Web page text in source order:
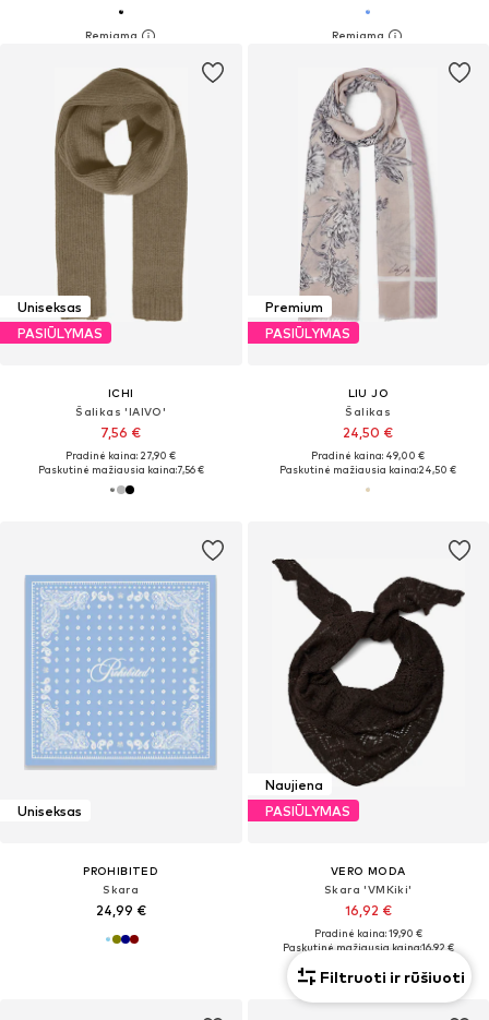
Uniseksas
PASIŪLYMAS
ICHI
Šalikas 'IAIVO'
7,56 €
Pradinė kaina: 27,90 €
Paskutinė mažiausia kaina:7,56 €
Premium
PASIŪLYMAS
LIU JO
Šalikas
24,50 €
Pradinė kaina: 49,00 €
Paskutinė mažiausia kaina:24,50 €
Uniseksas
PROHIBITED
Skara
24,99 €
Naujiena
PASIŪLYMAS
VERO MODA
Skara 'VMKiki'
16,92 €
Pradinė kaina: 19,90 €
Paskutinė mažiausia kaina:16,92 €
Filtruoti ir rūšiuoti